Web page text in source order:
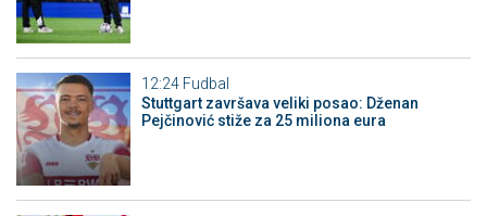
12:24 Fudbal
Stuttgart završava veliki posao: Dženan
Pejčinović stiže za 25 miliona eura